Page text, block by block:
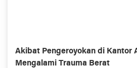
Akibat Pengeroyokan di Kantor
Mengalami Trauma Berat